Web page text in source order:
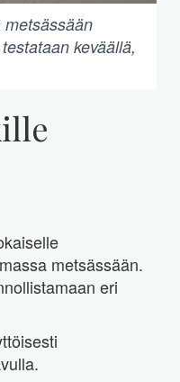
keväällä,
metsässään.
eri